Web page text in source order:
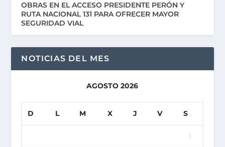
OBRAS EN EL ACCESO PRESIDENTE PERÓN Y
RUTA NACIONAL 131 PARA OFRECER MAYOR
SEGURIDAD VIAL
NOTICIAS DEL MES
AGOSTO 2026
D L M X J V S
1